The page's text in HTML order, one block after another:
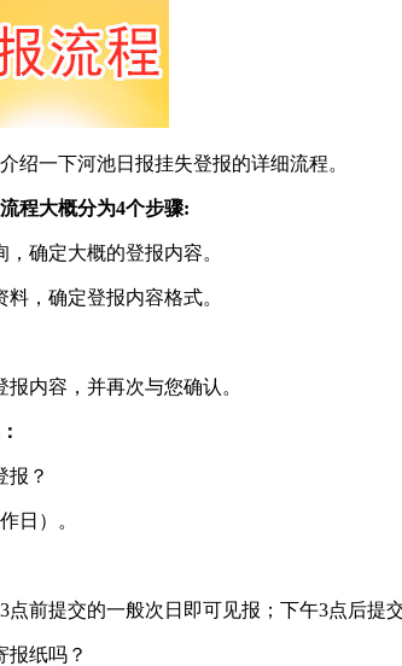
绍一下河池日报挂失登报的详细流程。
程大概分为4个步骤:
确定大概的登报内容。
，确定登报内容格式。
内容，并再次与您确认。
报？
日）。
点前提交的一般次日即可见报；下午3点后
报纸吗？